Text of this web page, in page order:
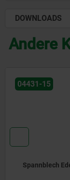
DOWNLOADS
Andere
Spannexzenter